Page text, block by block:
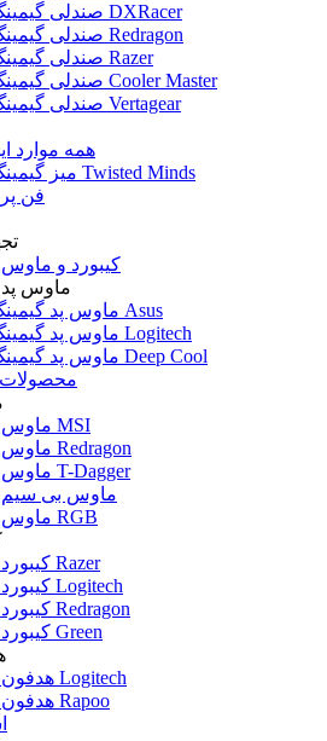
صندلی گیمینگ DXRacer
صندلی گیمینگ Redragon
صندلی گیمینگ Razer
صندلی گیمینگ Cooler Master
صندلی گیمینگ Vertagear
همه موارد
میز گیمینگ Twisted Minds
فن
کیبورد و ماوس
ماوس پد
ماوس پد گیمینگ Asus
ماوس پد گیمینگ Logitech
ماوس پد گیمینگ Deep Cool
محصولات
ماوس گیمینگ MSI
ماوس گیمینگ Redragon
ماوس گیمینگ T-Dagger
ماوس بی سیم
ماوس گیمینگ RGB
کیبورد گیمینگ Razer
کیبورد گیمینگ Logitech
کیبورد گیمینگ Redragon
کیبورد گیمینگ Green
هدفون گیمینگ Logitech
هدفون گیمینگ Rapoo